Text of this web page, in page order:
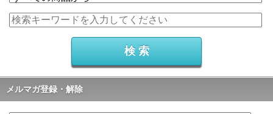
メルマガ登録・解除